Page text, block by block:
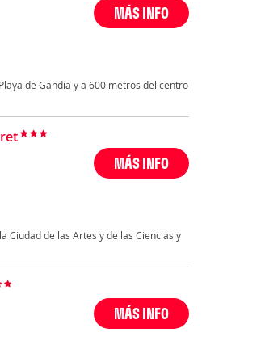
MÁS INFO
de Gandía y a 600 metros del centro
MÁS INFO
Ciudad de las Artes y de las Ciencias y
MÁS INFO